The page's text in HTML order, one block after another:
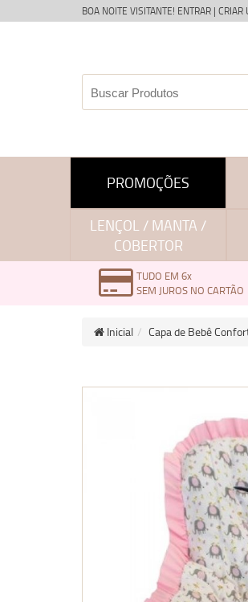
BOA NOITE VISITANTE! ENTRAR | CRIAR
PROMOÇÕES
LENÇOL / MANTA /
COBERTOR
TUDO EM 6x
SEM JUROS NO CARTÃO
Inicial Capa de Bebê